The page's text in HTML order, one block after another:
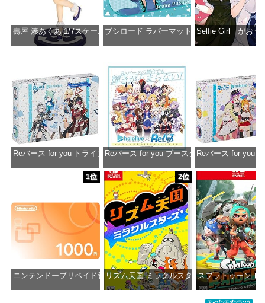
壽屋 湊あくあ 1/7スケール PVC製 塗装済み完成品フィギュア PP942
ブシロード ラバーマットコレクション
Selfie Girl がおう
Reバース for you トライアルデッキ ホロライブプロダクション ver.ホロ
価格：¥1,650
Reバース for you ブースターパック ホロライ
価格：¥2,980
Reバース for you
価格：
1位
ニンテンドープリペイド番号 1000円|オンラインコード版
2位
リズム天国 ミラクルスターズ -Switch
スプラトゥーン レ